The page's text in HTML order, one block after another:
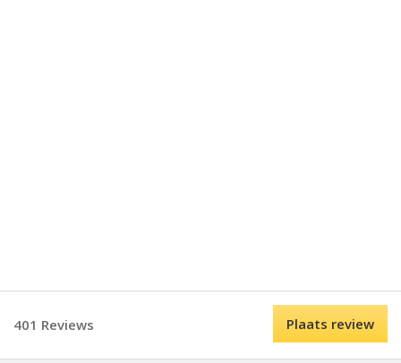
401 Reviews Plaats review